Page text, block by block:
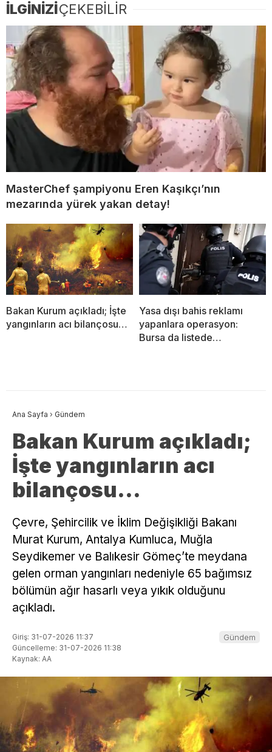
İLGİNİZİÇEKEBİLİR
MasterChef şampiyonu Eren Kaşıkçı’nın
mezarında yürek yakan detay!
Bakan Kurum açıkladı; İşte
yangınların acı bilançosu…
Yasa dışı bahis reklamı
yapanlara operasyon:
Bursa da listede…
Ana Sayfa › Gündem
Bakan Kurum açıkladı;
İşte yangınların acı
bilançosu…
Çevre, Şehircilik ve İklim Değişikliği Bakanı
Murat Kurum, Antalya Kumluca, Muğla
Seydikemer ve Balıkesir Gömeç’te meydana
gelen orman yangınları nedeniyle 65 bağımsız
bölümün ağır hasarlı veya yıkık olduğunu
açıkladı.
Giriş: 31-07-2026 11:37
Güncelleme: 31-07-2026 11:38
Kaynak: AA
Gündem